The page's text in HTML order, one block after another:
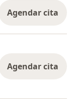
Agendar cita
Agendar cita